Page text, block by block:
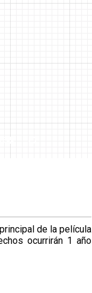
de la película
ocurrirán 1 año